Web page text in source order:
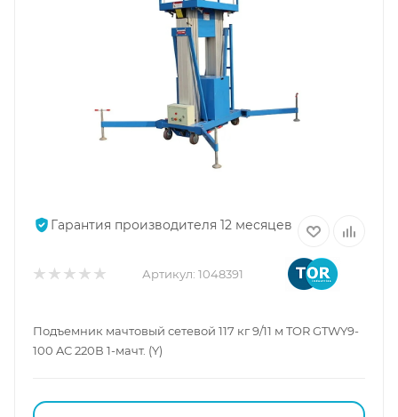
Гарантия производителя 12 месяцев
Артикул: 1048391
Подъемник мачтовый сетевой 117 кг 9/11 м TOR GTWY9-
100 AC 220В 1-мачт. (Y)